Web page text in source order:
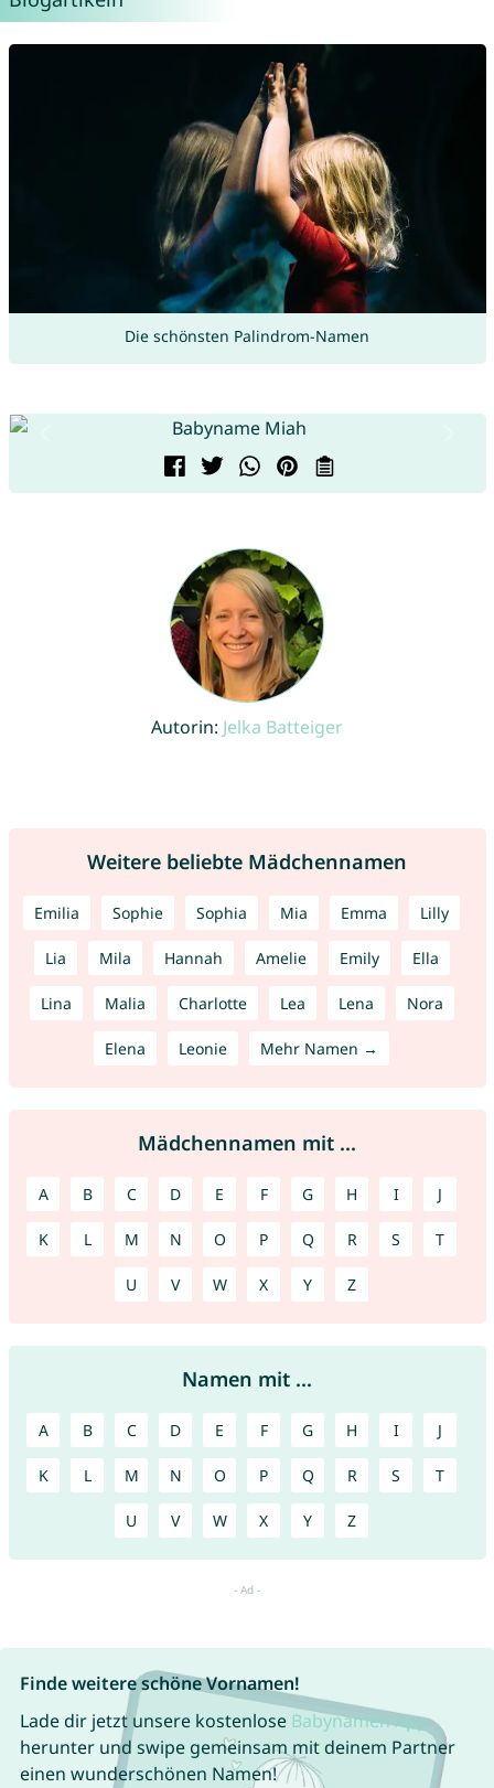
Die schönsten Palindrom-Namen
Autorin: Jelka Batteiger
Weitere beliebte Mädchennamen
Emilia Sophie Sophia Mia Emma Lilly
Lia Mila Hannah Amelie Emily Ella
Lina Malia Charlotte Lea Lena Nora
Elena Leonie Mehr Namen →
Mädchennamen mit ...
A B C D E F G H I J
K L M N O P Q R S T
U V W X Y Z
Namen mit ...
A B C D E F G H I J
K L M N O P Q R S T
U V W X Y Z
Finde weitere schöne Vornamen!
Lade dir jetzt unsere kostenlose Babynamen App
herunter und swipe gemeinsam mit deinem Partner
einen wunderschönen Namen!